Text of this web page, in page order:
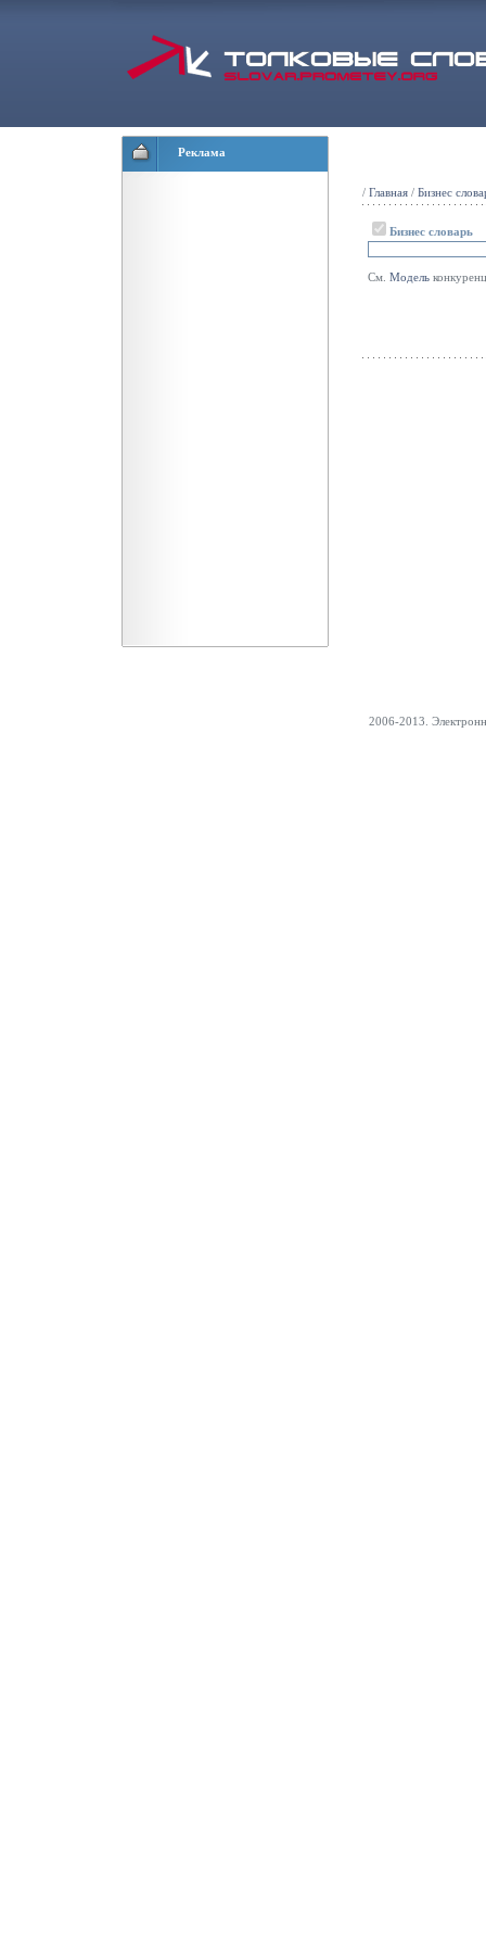
Реклама
/ Главная / Бизнес
Бизнес словарь
См. Модель
2006-2013.